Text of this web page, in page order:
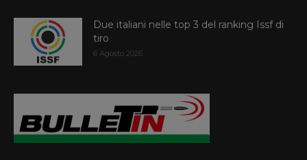
Due italiani nelle top 3 del ranking Issf di
tiro
6 Agosto 2026